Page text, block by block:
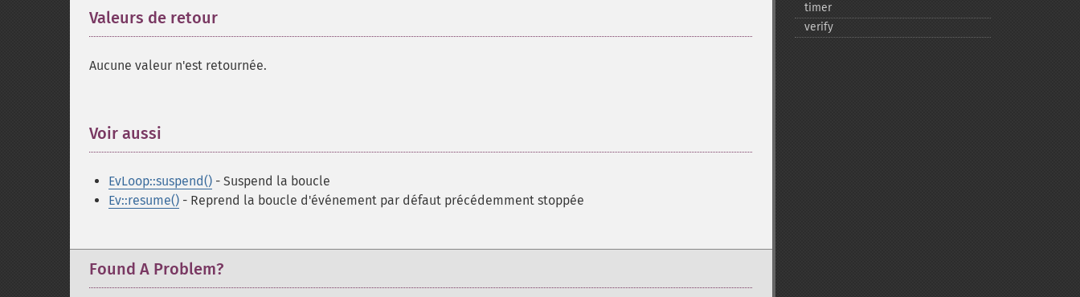
Valeurs de retour
Aucune valeur n'est retournée.
Voir aussi
EvLoop::suspend() - Suspend la boucle
Ev::resume() - Reprend la boucle d'événement par défaut précédemment stoppée
Found A Problem?
timer
verify